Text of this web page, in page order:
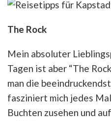
The Rock
Mein absoluter
Tagen ist aber “The
man die
fasziniert mich jedes
Buchten zusehen und